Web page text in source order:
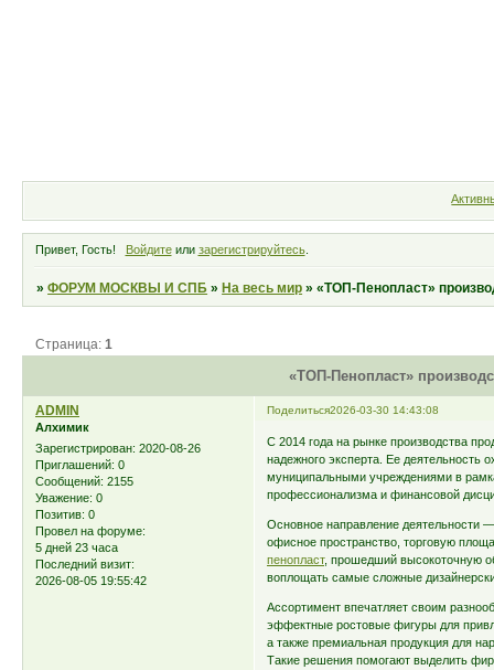
Привет, Гость! Войдитеили зарегистрируйтесь.
»ФОРУМ МОСКВЫ И СПБ »На весь мир »«ТОП-Пенопласт»
«ТОП-Пенопласт»
Страница:1
Поделиться2026-03-30 14:43:08
ADMIN
Алхимик
Зарегистрирован: 2020-08-26
Приглашений: 0
Сообщений: 2155
Уважение: 0
Позитив: 0
Провел на форуме:
5 дней 23 часа
Последний визит:
2026-08-05 19:55:42
С 2014 года на рынке производства
надежного эксперта. Ее деятельность
муниципальными учреждениями в
профессионализма и финансовой
Основное направление деятельности
офисное пространство, торговую
пенопласт, прошедший высокоточную
воплощать самые сложные
Ассортимент впечатляет своим
эффектные ростовые фигуры для
а также премиальная продукция для
Такие решения помогают выделить